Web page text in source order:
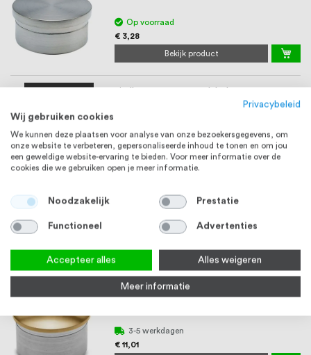
Op voorraad
€ 3,28
Bekijk product
Eindkap 19,0 x 1,0 mm vlak chroom
€ 3,28
Bekijk product
Eindkap 19,0 x 1,0 mm vlak messing
3-5 werkdagen
Bekijk product
RVS 304 Eindkap 19,0 x 1,0 mm halfbol mat messing
3-5 werkdagen
€ 11,01
Privacybeleid
Wij gebruiken cookies
We kunnen deze plaatsen voor analyse van onze bezoekersgegevens, om
onze website te verbeteren, gepersonaliseerde inhoud te tonen en om jou
een geweldige website-ervaring te bieden. Voor meer informatie over de
cookies die we gebruiken open je meer informatie.
Noodzakelijk Prestatie
Functioneel Advertenties
Accepteer alles Alles weigeren
Meer informatie